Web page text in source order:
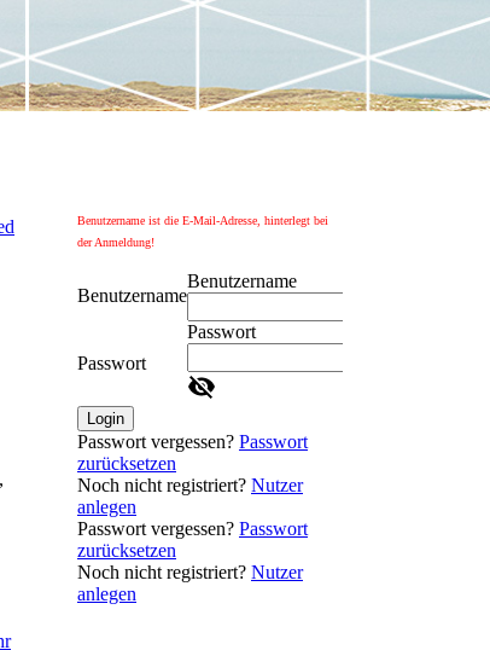
Benutzername ist die E-Mail-Adresse, hinterlegt bei
der Anmeldung!
Benutzername
Benutzername
Passwort
Passwort
Login
Passwort vergessen? Passwort
zurücksetzen
Noch nicht registriert? Nutzer
anlegen
Passwort vergessen? Passwort
zurücksetzen
Noch nicht registriert? Nutzer
anlegen